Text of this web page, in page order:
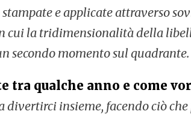
e applicate attraverso
cui la tridimensionalità della
secondo momento sul quadrante.
tra qualche anno e come
insieme, facendo ciò